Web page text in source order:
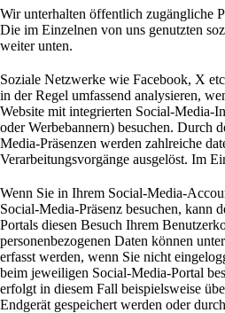
Wir unterhalten öffentlich zugängliche
Die im Einzelnen von uns genutzten
weiter unten.
Soziale Netzwerke wie Facebook, X
in der Regel umfassend analysieren,
Website mit integrierten Social-Media-
oder Werbebannern) besuchen. Durch
Media-Präsenzen werden zahlreiche
Verarbeitungsvorgänge ausgelöst. Im
Wenn Sie in Ihrem Social-Media-
Social-Media-Präsenz besuchen, kann
Portals diesen Besuch Ihrem
personenbezogenen Daten können
erfasst werden, wenn Sie nicht
beim jeweiligen Social-Media-Portal
erfolgt in diesem Fall beispielsweise
Endgerät gespeichert werden oder